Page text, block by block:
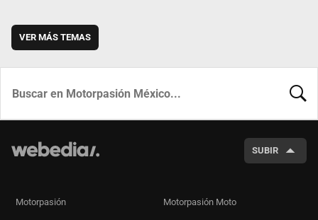
VER MÁS TEMAS
SUBIR
Motorpasión Motorpasión Moto